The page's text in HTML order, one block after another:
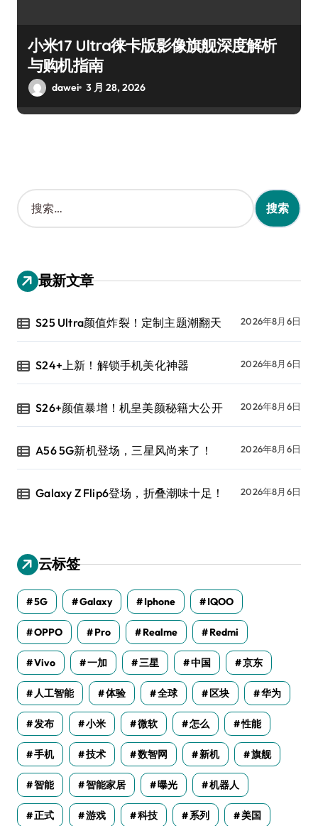
小米17 Ultra徕卡版影像旗舰深度解析
与购机指南
dawei 3 月 28, 2026
搜
索
：
最新文章
S25 Ultra颜值炸裂！定制主题潮翻天 2026年8月6日
S24+上新！解锁手机美化神器 2026年8月6日
S26+颜值暴增！机皇美颜秘籍大公开 2026年8月6日
A56 5G新机登场，三星风尚来了！ 2026年8月6日
Galaxy Z Flip6登场，折叠潮味十足！ 2026年8月6日
云标签
5G Galaxy Iphone IQOO
OPPO Pro Realme Redmi
Vivo 一加 三星 中国 京东
人工智能 体验 全球 区块 华为
发布 小米 微软 怎么 性能
手机 技术 数智网 新机 旗舰
智能 智能家居 曝光 机器人
正式 游戏 科技 系列 美国